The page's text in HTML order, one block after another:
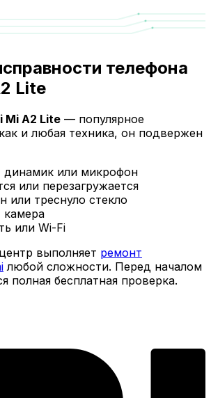
телефона
Lite
Mi A2 Lite — популярное
и любая техника, он подвержен
динамик или микрофон
или перезагружается
или треснуло стекло
камера
или Wi-Fi
выполняет ремонт
любой сложности. Перед началом
полная бесплатная проверка.